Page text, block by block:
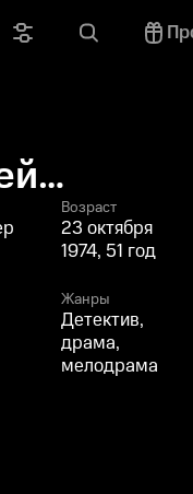
Возраст
23 октября
1974, 51 год
Жанры
Детектив,
драма,
мелодрама